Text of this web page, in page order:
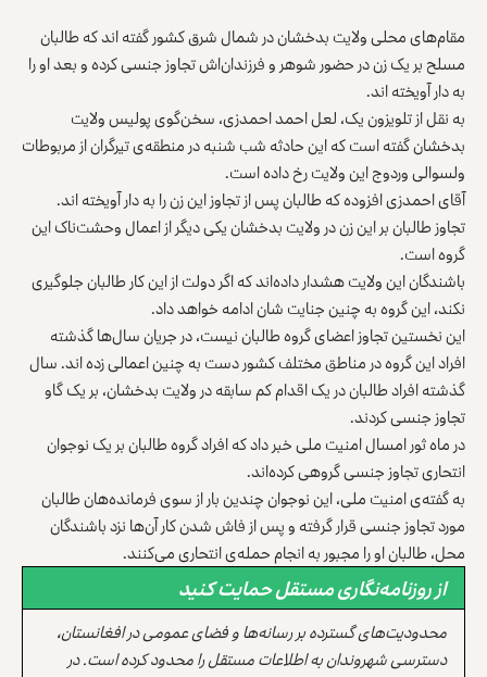
مقام‌های محلیولایت بدخشاندر شمال شرق کشور گفته اند که طالبان
مسلح بر یک زن در حضور شوهر و فرزندان‌اش تجاوز جنسی کرده و بعد او را
به دار آویخته اند.
به نقل از تلویزون یک، لعل احمد احمدزی، سخن‌گوی پولیس ولایت
بدخشان گفته است که این حادثه شب شنبه در منطقه‌ی تیرگران از مربوطات
ولسوالی وردوج این ولایت رخ داده است.
آقای احمدزی افزوده که طالبان پس از تجاوز این زن را به دار آویخته اند.
تجاوز طالبان بر این زن در ولایت بدخشان یکی دیگر از اعمال وحشت‌ناک این
گروه است.
باشندگان این ولایت هشدار داده‌اند که اگر دولت از این کار طالبان جلوگیری
نکند، این گروه به چنین جنایت شان ادامه خواهد داد.
این نخستین تجاوز اعضای گروه طالبان نیست، در جریان سال‌ها گذشته
افراد این گروه در مناطق مختلف کشور دست به چنین اعمالی زده اند. سال
گذشته افراد طالبان در یک اقدام کم سابقه در ولایت بدخشان، بر یک گاو
تجاوز جنسی کردند.
در ماه ثور امسال امنیت ملی خبر داد که افراد گروه طالبان بر یک نوجوان
انتحاری تجاوز جنسی گروهی کرد‌ه‌اند.
به گفته‌ی امنیت ملی، این نوجوان چندین بار از سوی فرمانده‌هان طالبان
مورد تجاوز جنسی قرار گرفته‌ و پس از فاش شدن کار آن‌ها نزد باشندگان
محل، طالبان او را مجبور به انجام حمله‌ی انتحاری می‌کنند.
از روزنامه‌نگاری مستقل حمایت کنید
محدودیت‌های گسترده بر رسانه‌ها و فضای عمومی در افغانستان،
دسترسی شهروندان به اطلاعات مستقل را محدود کرده است. در